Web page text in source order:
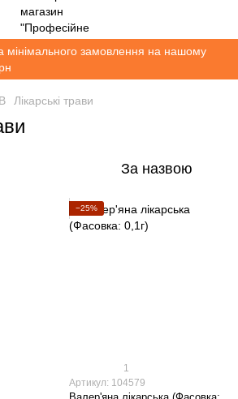
мінімального замовлення на нашому
Лікарські трави
За назвою
−25%
1
Артикул: 104579